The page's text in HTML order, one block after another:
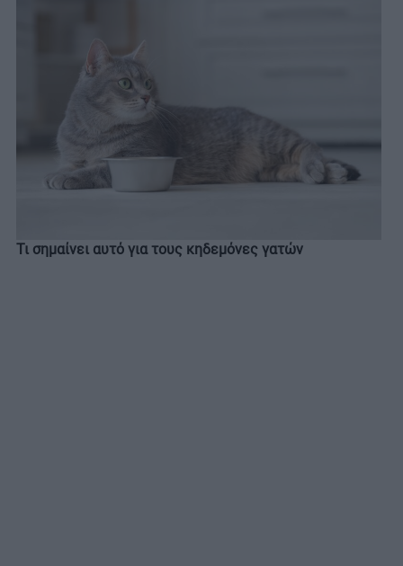
Τι σημαίνει αυτό για τους κηδεμόνες γατών